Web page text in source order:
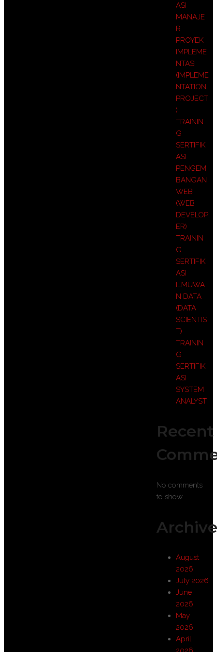
ASI
MANAJE
R
PROYEK
IMPLEME
NTASI
(IMPLEME
NTATION
PROJECT
)
TRAININ
G
SERTIFIK
ASI
PENGEM
BANGAN
WEB
(WEB
DEVELOP
ER)
TRAININ
G
SERTIFIK
ASI
ILMUWA
N DATA
(DATA
SCIENTIS
T)
TRAININ
G
SERTIFIK
ASI
SYSTEM
ANALYST
Recent
No comments
to show.
August
2026
July 2026
June
2026
May
2026
April